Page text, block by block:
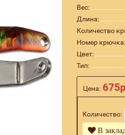
Вес:
Длина:
Количество
Номер крючка:
Цвет:
Тип:
Цена: 675р
Количество:
В